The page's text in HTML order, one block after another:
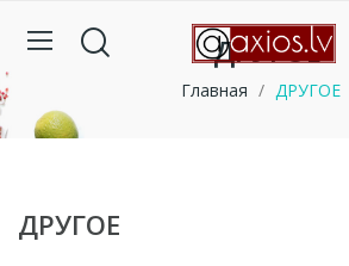
ДРУГОЕ
Главная ДРУГОЕ
ДРУГОЕ